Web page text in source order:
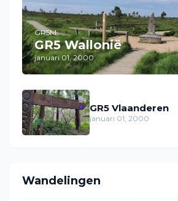
GR5M
GR5 Wallonië
januari 01, 2000
GR5 Vlaanderen
januari 01, 2000
Wandelingen